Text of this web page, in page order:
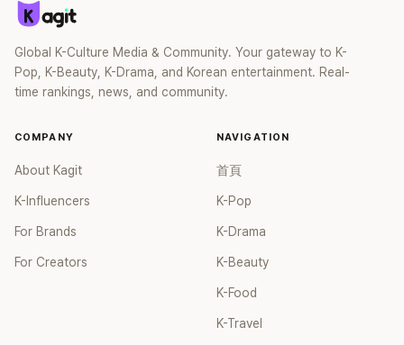
家人和朋友啊」、「終於可以放下心中的負擔交給嫂嫂的感覺」、
「只能說非常佩服嫁過去的女生」、「真的有種很感謝嫂子，現在
要放心地把哥哥託付給你了，因爲那個減輕了負擔看起來舒暢
了？」、「如果是我女兒的婚禮，一定看了超尷尬」看了很糾結。
Global K-Culture Media & Community. Your gateway to K-
Pop, K-Beauty, K-Drama, and Korean entertainment. Real-
time rankings, news, and community.
COMPANY
About Kagit
K-Influencers
For Brands
For Creators
NAVIGATION
首頁
K-Pop
K-Drama
K-Beauty
K-Food
K-Travel